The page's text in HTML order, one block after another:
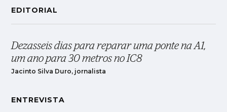
EDITORIAL
Dezasseis dias para reparar uma ponte na A1,
um ano para 30 metros no IC8
Jacinto Silva Duro, jornalista
ENTREVISTA